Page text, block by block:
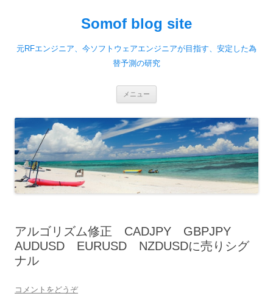
Somof blog site
元RFエンジニア、今ソフトウェアエンジニアが目指す、安定した為
替予測の研究
メニュー
ツ
へ
移
動
アルゴリズム修正 CADJPY GBPJPY
AUDUSD EURUSD NZDUSDに売りシグ
ナル
コメントをどうぞ